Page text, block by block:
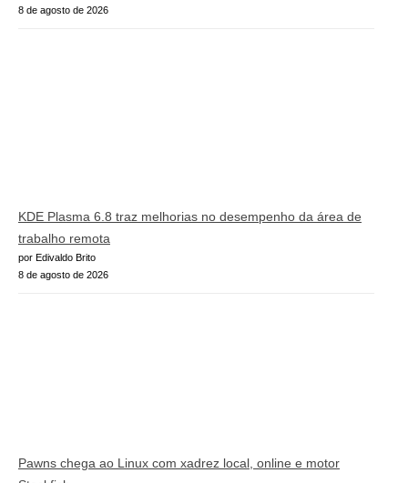
8 de agosto de 2026
KDE Plasma 6.8 traz melhorias no desempenho da área de
trabalho remota
por Edivaldo Brito
8 de agosto de 2026
Pawns chega ao Linux com xadrez local, online e motor